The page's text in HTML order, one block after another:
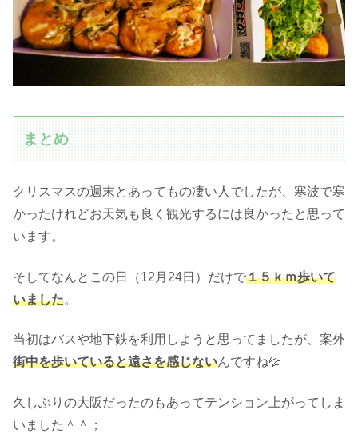
まとめ
クリスマスの週末とあってもの凄い人でしたが、寒波で寒
かったけれどお天気も良く観光するには良かったと思って
います。
そしてなんとこの日（12月24日）だけで１５ｋｍ歩いて
いました。
当初はバスや地下鉄を利用しようと思ってましたが、案外
街中を歩いていると遠さを感じないんですね💦
久しぶりの大阪だったのもあってテンション上がってしま
いました＾＾；